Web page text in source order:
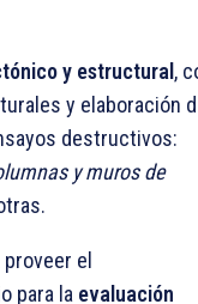
y estructural,
y elaboración
destructivos:
y muros de
proveer el
para la evaluación